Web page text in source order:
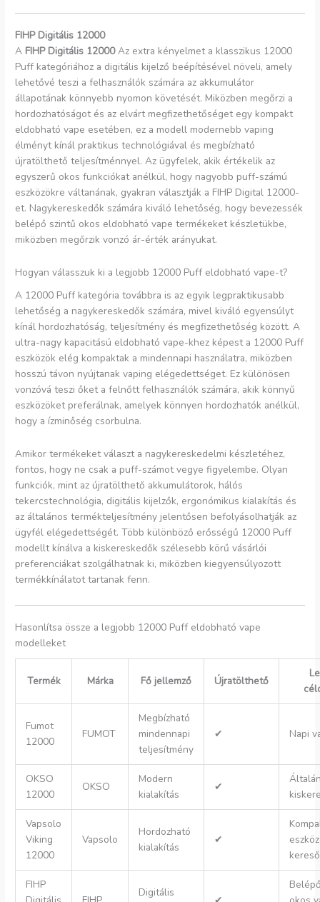
FIHP Digitális 12000
A FIHP Digitális 12000Az extra kényelmet a klasszikus 12000
Puff kategóriához a digitális kijelző beépítésével növeli, amely
lehetővé teszi a felhasználók számára az akkumulátor
állapotának könnyebb nyomon követését. Miközben megőrzi a
hordozhatóságot és az elvárt megfizethetőséget egy kompakt
eldobható vape esetében, ez a modell modernebb vaping
élményt kínál praktikus technológiával és megbízható
újratölthető teljesítménnyel. Az ügyfelek, akik értékelik az
egyszerű okos funkciókat anélkül, hogy nagyobb puff-számú
eszközökre váltanának, gyakran választják a FIHP Digital 12000-
et. Nagykereskedők számára kiváló lehetőség, hogy bevezessék
belépő szintű okos eldobható vape termékeket készletükbe,
miközben megőrzik vonzó ár-érték arányukat.
Hogyan válasszuk ki a legjobb 12000 Puff eldobható vape-t?
A 12000 Puff kategória továbbra is az egyik legpraktikusabb
lehetőség a nagykereskedők számára, mivel kiváló egyensúlyt
kínál hordozhatóság, teljesítmény és megfizethetőség között. A
ultra-nagy kapacitású eldobható vape-khez képest a 12000 Puff
eszközök elég kompaktak a mindennapi használatra, miközben
hosszú távon nyújtanak vaping elégedettséget. Ez különösen
vonzóvá teszi őket a felnőtt felhasználók számára, akik könnyű
eszközöket preferálnak, amelyek könnyen hordozhatók anélkül,
hogy a ízminőség csorbulna.
Amikor termékeket választ a nagykereskedelmi készletéhez,
fontos, hogy ne csak a puff-számot vegye figyelembe. Olyan
funkciók, mint az újratölthető akkumulátorok, hálós
tekercstechnológia, digitális kijelzők, ergonómikus kialakítás és
az általános termékteljesítmény jelentősen befolyásolhatják az
ügyfél elégedettségét. Több különböző erősségű 12000 Puff
modellt kínálva a kiskereskedők szélesebb körű vásárlói
preferenciákat szolgálhatnak ki, miközben kiegyensúlyozott
termékkínálatot tartanak fenn.
Hasonlítsa össze a legjobb 12000 Puff eldobható vape
modelleket
Termék Márka Fő jellemző Újratölthető
Fumot
12000
FUMOT
Megbízható
mindennapi
teljesítmény
✔ Napi
OKSO
12000
OKSO
Modern
kialakítás
✔
Vapsolo
Viking
12000
Vapsolo
Hordozható
kialakítás
✔
FIHP
Digitális